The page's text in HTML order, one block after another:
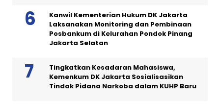
Kanwil Kementerian Hukum DK Jakarta
Laksanakan Monitoring dan Pembinaan
Posbankum di Kelurahan Pondok Pinang
Jakarta Selatan
Tingkatkan Kesadaran Mahasiswa,
Kemenkum DK Jakarta Sosialisasikan
Tindak Pidana Narkoba dalam KUHP Baru